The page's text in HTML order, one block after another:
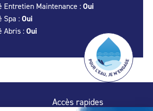
Entretien Maintenance : Oui
Spa : Oui
Abris : Oui
Accès rapides